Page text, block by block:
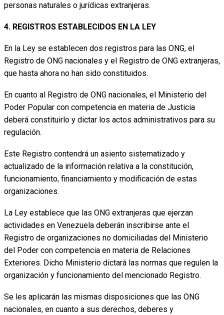
personas naturales o jurídicas extranjeras.
4. REGISTROS ESTABLECIDOS EN LA LEY
En la Ley se establecen dos registros para las ONG, el
Registro de ONG nacionales y el Registro de ONG extranjeras,
que hasta ahora no han sido constituidos.
En cuanto al Registro de ONG nacionales, el Ministerio del
Poder Popular con competencia en materia de Justicia
deberá constituirlo y dictar los actos administrativos para su
regulación.
Este Registro contendrá un asiento sistematizado y
actualizado de la información relativa a la constitución,
funcionamiento, financiamiento y modificación de estas
organizaciones.
La Ley establece que las ONG extranjeras que ejerzan
actividades en Venezuela deberán inscribirse ante el
Registro de organizaciones no domiciliadas del Ministerio
del Poder con competencia en materia de Relaciones
Exteriores. Dicho Ministerio dictará las normas que regulen la
organización y funcionamiento del mencionado Registro.
Se les aplicarán las mismas disposiciones que las ONG
nacionales, en cuanto a sus derechos, deberes y